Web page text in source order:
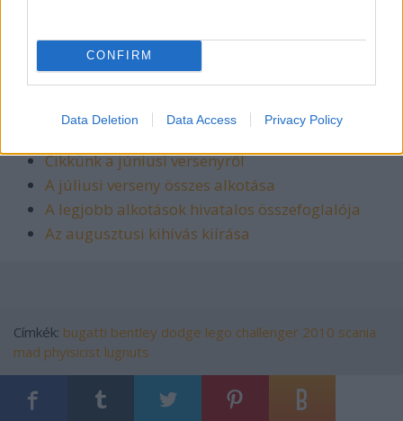
CONFIRM
Data Deletion Data Access Privacy Policy
Fuzz" - itt banditák járműveit és az elfogásukhoz
használt rendőrségi járműveket kell építeniük a
versenyzőknek.
Lásd még:
Cikkünk a júniusi versenyről
A júliusi verseny összes alkotása
A legjobb alkotások hivatalos összefoglalója
Az augusztusi kihívás kiírása
Címkék: bugatti bentley dodge lego challenger 2010 scania
mad phyisicist lugnuts